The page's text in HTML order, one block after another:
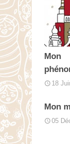
18
Mon
05